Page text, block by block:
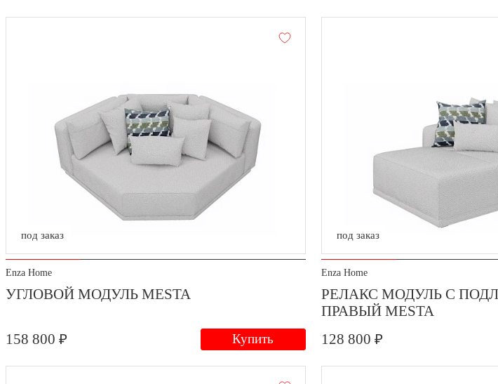
под заказ
Enza Home
УГЛОВОЙ МОДУЛЬ MESTA
158 800 ₽ Купить
под заказ
Enza Home
РЕЛАКС МОДУЛЬ С
ПРАВЫЙ MESTA
128 800 ₽